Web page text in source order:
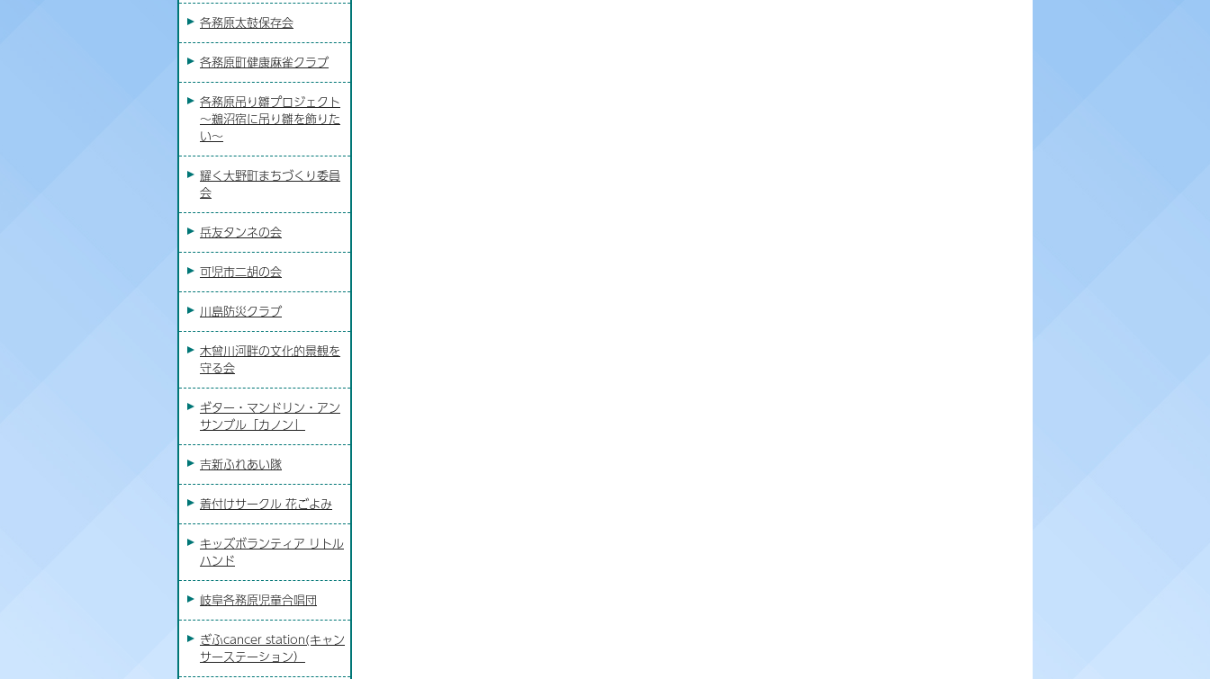
各務原太鼓保存会
各務原町健康麻雀クラブ
各務原吊り雛プロジェクト
～鵜沼宿に吊り雛を飾りた
い～
耀く大野町まちづくり委員
会
岳友タンネの会
可児市二胡の会
川島防災クラブ
木曾川河畔の文化的景観を
守る会
ギター・マンドリン・アン
サンブル「カノン」
吉新ふれあい隊
着付けサークル 花ごよみ
キッズボランティア リトル
ハンド
岐阜各務原児童合唱団
ぎふcancer station(キャン
サーステーション）